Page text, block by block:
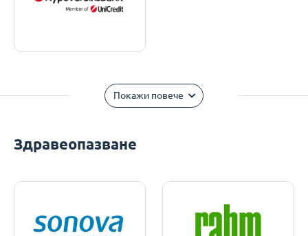
Покажи повече
Здравеопазване